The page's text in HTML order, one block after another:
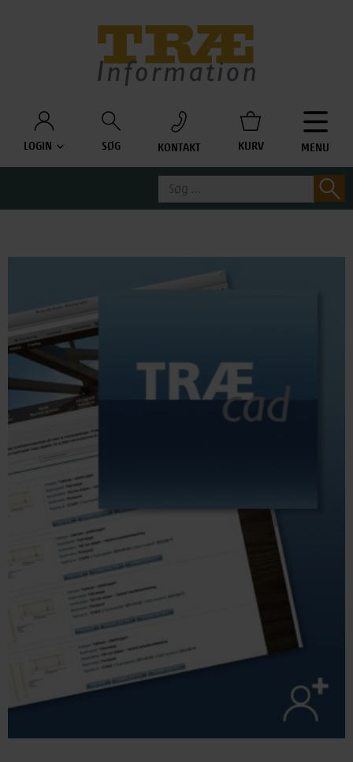
LOGIN SØG KONTAKT KURV MENU
Søg
efter: